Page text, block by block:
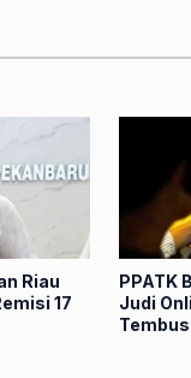
Riau
17
PPATK
Judi